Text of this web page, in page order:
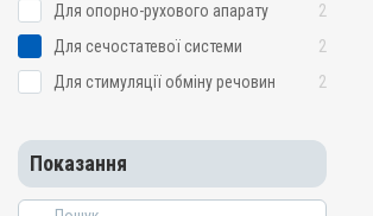
Для опорно-рухового апарату
2
Для сечостатевої системи
2
Для стимуляції обміну речовин
2
Показання